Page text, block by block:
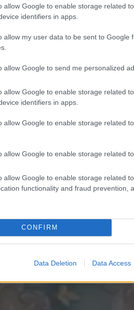
allow Google to enable storage related
identifiers in apps.
allow my user data to be sent to Google
allow Google to send me personalized
allow Google to enable storage related
identifiers in apps.
allow Google to enable storage related
allow Google to enable storage related
allow Google to enable storage related
functionality and fraud prevention,
CONFIRM
Data Deletion Data Access
έρευνα αποτέλεσε ένα
της γκαλερί, στο οποίο